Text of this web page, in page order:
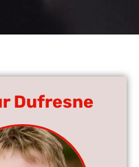
Dufresne